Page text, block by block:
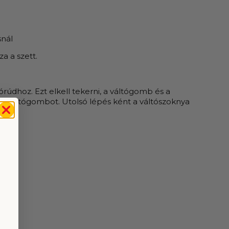
a szett.
Ezt elkell tekerni, a váltógomb és a
váltógombot. Utolsó lépés ként a váltószoknya